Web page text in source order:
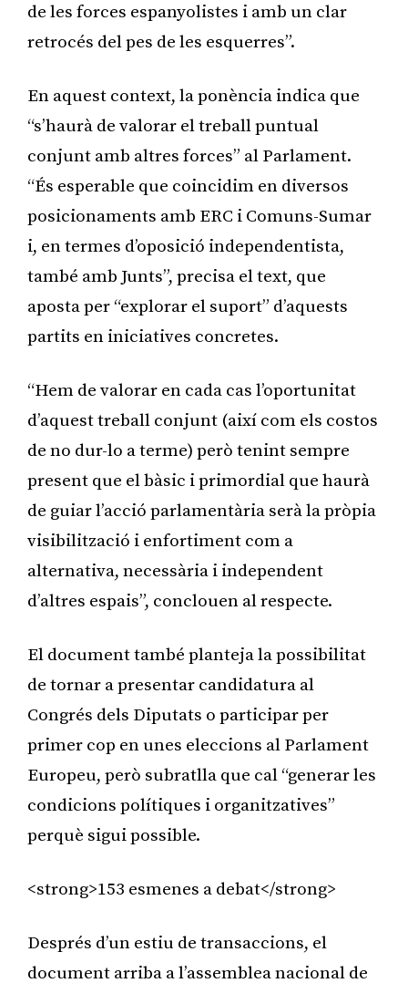
de les forces espanyolistes i amb un clar
retrocés del pes de les esquerres”.
En aquest context, la ponència indica que
“s’haurà de valorar el treball puntual
conjunt amb altres forces” al Parlament.
“És esperable que coincidim en diversos
posicionaments amb ERC i Comuns-Sumar
i, en termes d’oposició independentista,
també amb Junts”, precisa el text, que
aposta per “explorar el suport” d’aquests
partits en iniciatives concretes.
“Hem de valorar en cada cas l’oportunitat
d’aquest treball conjunt (així com els costos
de no dur-lo a terme) però tenint sempre
present que el bàsic i primordial que haurà
de guiar l’acció parlamentària serà la pròpia
visibilització i enfortiment com a
alternativa, necessària i independent
d’altres espais”, conclouen al respecte.
El document també planteja la possibilitat
de tornar a presentar candidatura al
Congrés dels Diputats o participar per
primer cop en unes eleccions al Parlament
Europeu, però subratlla que cal “generar les
condicions polítiques i organitzatives”
perquè sigui possible.
<strong>153 esmenes a debat</strong>
Després d’un estiu de transaccions, el
document arriba a l’assemblea nacional de